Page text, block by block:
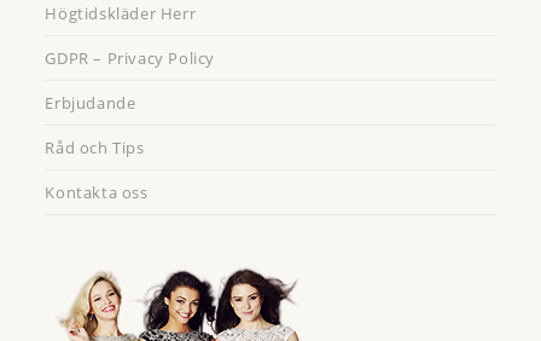
Högtidskläder Herr
GDPR – Privacy Policy
Erbjudande
Råd och Tips
Kontakta oss